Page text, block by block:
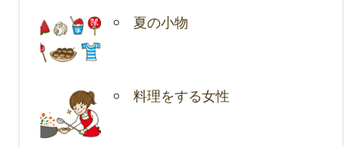
夏の小物
料理をする女性